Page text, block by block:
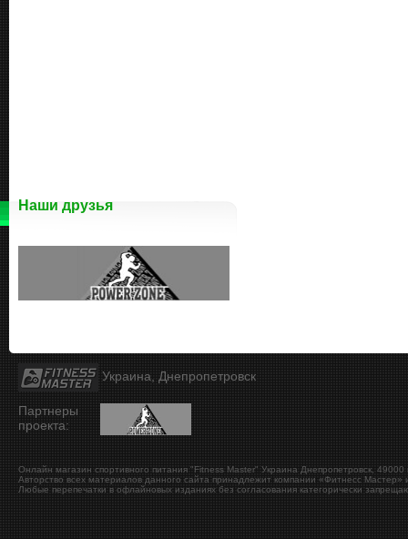
Наши друзья
Украина, Днепропетровск
Партнеры
проекта:
Онлайн магазин спортивного питания "Fitness Master" Украина Днепропетровск, 49000
Авторство всех материалов данного сайта принадлежит компании «Фитнесс Мастер»
Любые перепечатки в офлайновых изданиях без согласования категорически